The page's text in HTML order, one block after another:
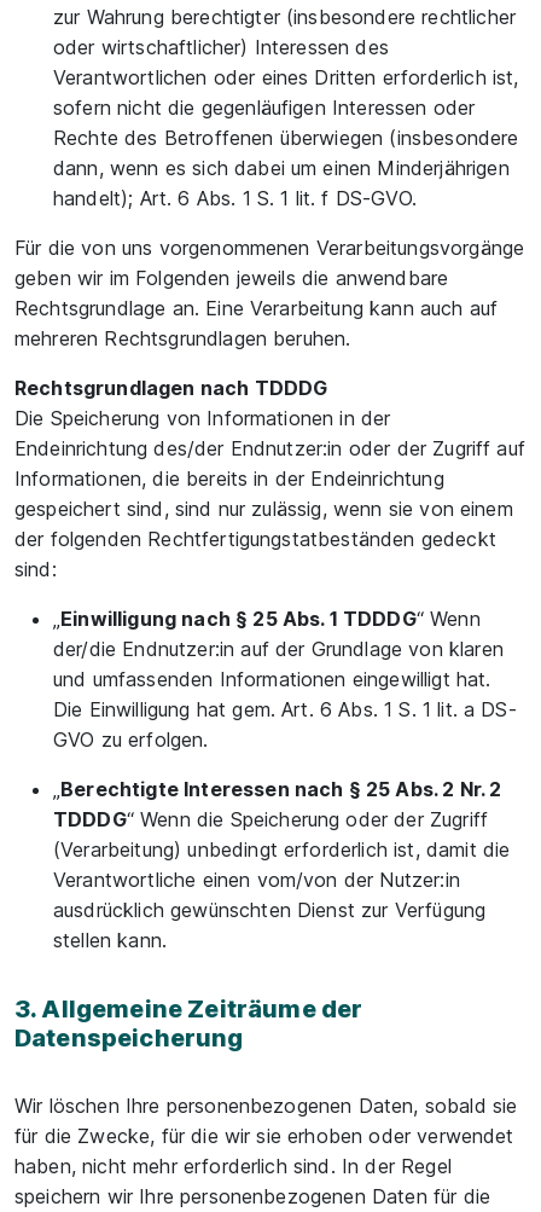
zur Wahrung berechtigter (insbesondere rechtlicher
oder wirtschaftlicher) Interessen des
Verantwortlichen oder eines Dritten erforderlich ist,
sofern nicht die gegenläufigen Interessen oder
Rechte des Betroffenen überwiegen (insbesondere
dann, wenn es sich dabei um einen Minderjährigen
handelt); Art. 6 Abs. 1 S. 1 lit. f DS-GVO.
Für die von uns vorgenommenen Verarbeitungsvorgänge
geben wir im Folgenden jeweils die anwendbare
Rechtsgrundlage an. Eine Verarbeitung kann auch auf
mehreren Rechtsgrundlagen beruhen.
Rechtsgrundlagen nach TDDDG
Die Speicherung von Informationen in der
Endeinrichtung des/der Endnutzer:in oder der Zugriff auf
Informationen, die bereits in der Endeinrichtung
gespeichert sind, sind nur zulässig, wenn sie von einem
der folgenden Rechtfertigungstatbeständen gedeckt
sind:
„Einwilligung nach § 25 Abs. 1 TDDDG“ Wenn
der/die Endnutzer:in auf der Grundlage von klaren
und umfassenden Informationen eingewilligt hat.
Die Einwilligung hat gem. Art. 6 Abs. 1 S. 1 lit. a DS-
GVO zu erfolgen.
„Berechtigte Interessen nach § 25 Abs. 2 Nr. 2
TDDDG“ Wenn die Speicherung oder der Zugriff
(Verarbeitung) unbedingt erforderlich ist, damit die
Verantwortliche einen vom/von der Nutzer:in
ausdrücklich gewünschten Dienst zur Verfügung
stellen kann.
3. Allgemeine Zeiträume der
Datenspeicherung
Wir löschen Ihre personenbezogenen Daten, sobald sie
für die Zwecke, für die wir sie erhoben oder verwendet
haben, nicht mehr erforderlich sind. In der Regel
speichern wir Ihre personenbezogenen Daten für die